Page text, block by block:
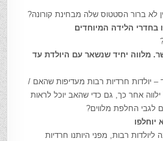
לא ברור הסטטוס שלה מבחינת קורונה?
בחדרי הלידה המיוחדים
מלווה יחיד שנשאר עם היולדת עד
– יולדות חרדיות רבות מעדיפות שהאם /
אחר כך, גם כדי שהאב יוכל לראות
לגבי החלפת מלווים?
יוחלפו
רבות, מפני היותנו חרדיות